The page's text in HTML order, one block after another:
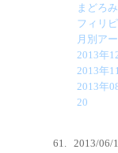
まどろ
フィリ
月別ア
2013年
2013年
2013年
20
2013/06/